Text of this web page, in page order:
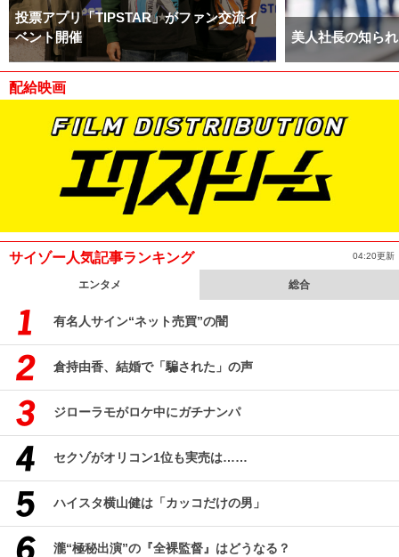
投票アプリ「TIPSTAR」がファン交流イ
ベント開催
美人社長の知ら
配給映画
サイゾー人気記事ランキング 04:20更新
エンタメ 総合
有名人サイン“ネット売買”の闇
倉持由香、結婚で「騙された」の声
ジローラモがロケ中にガチナンパ
セクゾがオリコン1位も実売は……
ハイスタ横山健は「カッコだけの男」
瀧“極秘出演”の『全裸監督』はどうなる？